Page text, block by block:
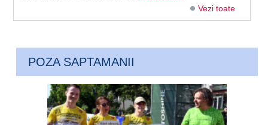
Vezi toate
POZA SAPTAMANII